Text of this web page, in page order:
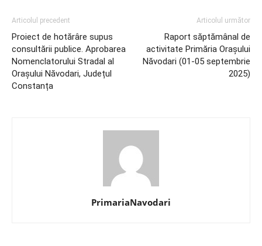
Articolul precedent
Proiect de hotărâre supus
consultării publice. Aprobarea
Nomenclatorului Stradal al
Orașului Năvodari, Județul
Constanța
Articolul următor
Raport săptămânal de
activitate Primăria Orașului
Năvodari (01-05 septembrie
2025)
PrimariaNavodari